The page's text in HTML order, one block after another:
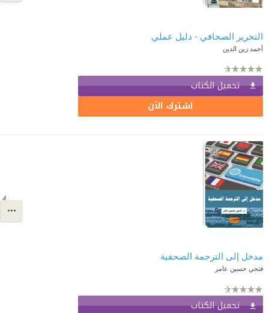
التحرير الصحافي - دليل عملي
أحمد زين الدين
تحميل الكتاب
اشترك الآن
مدخل إلى الترجمة الصحفية
فتحي حسين عامر
تحميل الكتاب